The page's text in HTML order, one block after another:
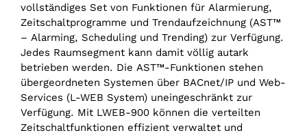
vollständiges Set von Funktionen für Alarmierung,
Zeitschaltprogramme und Trendaufzeichnung (AST™
– Alarming, Scheduling und Trending) zur Verfügung.
Jedes Raumsegment kann damit völlig autark
betrieben werden. Die AST™-Funktionen stehen
übergeordneten Systemen über BACnet/‌IP und Web-
Services (L-WEB System) uneingeschränkt zur
Verfügung. Mit LWEB-900 können die verteilten
Zeitschaltfunktionen effizient verwaltet und